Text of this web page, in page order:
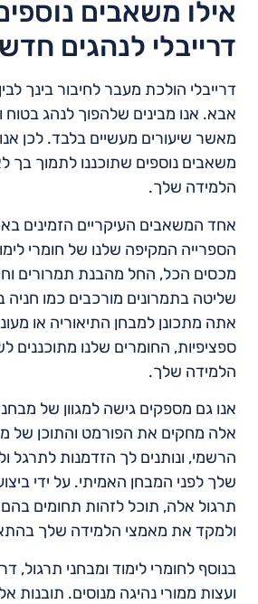
אילו משאבים
דרייבלי לנהגים
דרייבלי הולכת מעבר לחיבור בינך
אבא. אנו מבינים שלהפוך לנהג בטוח
מאשר שיעורים מעשיים בלבד. לכן אנו
משאבים נוספים שתוכננו לתמוך בך
הלמידה שלך.
אחד המשאבים העיקריים הזמינים
הספרייה המקיפה שלנו של חומרי
מכסים הכל, החל מהבנת תמרורים
שליטה בתמרונים מורכבים כמו חניה
אתה מתכונן למבחן התיאוריה או
ספציפיות, החומרים שלנו מתוכננים
הלמידה שלך.
אנו גם מספקים גישה למגוון של
אלה מחקים את הפורמט והתוכן של
הרשמי, ונותנים לך הזדמנות לתרגל
שלך לפני המבחן האמיתי. על ידי
תרגול אלה, תוכל לזהות תחומים
ולמקד את מאמצי הלמידה שלך
בנוסף לחומרי לימוד ומבחני תרגול,
ועצות ממורי נהיגה מנוסים. תובנות